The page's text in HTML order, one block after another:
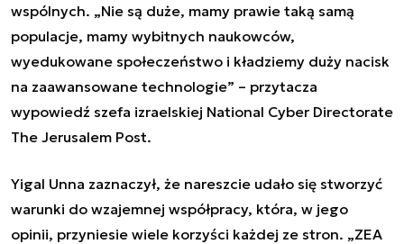
wspólnych. „Nie są duże, mamy prawie taką samą
populacje, mamy wybitnych naukowców,
wyedukowane społeczeństwo i kładziemy duży nacisk
na zaawansowane technologie” – przytacza
wypowiedź szefa izraelskiej National Cyber ​​Directorate
The Jerusalem Post.
Yigal Unna zaznaczył, że nareszcie udało się stworzyć
warunki do wzajemnej współpracy, która, w jego
opinii, przyniesie wiele korzyści każdej ze stron. „ZEA